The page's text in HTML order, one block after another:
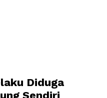
Diduga
Sendiri